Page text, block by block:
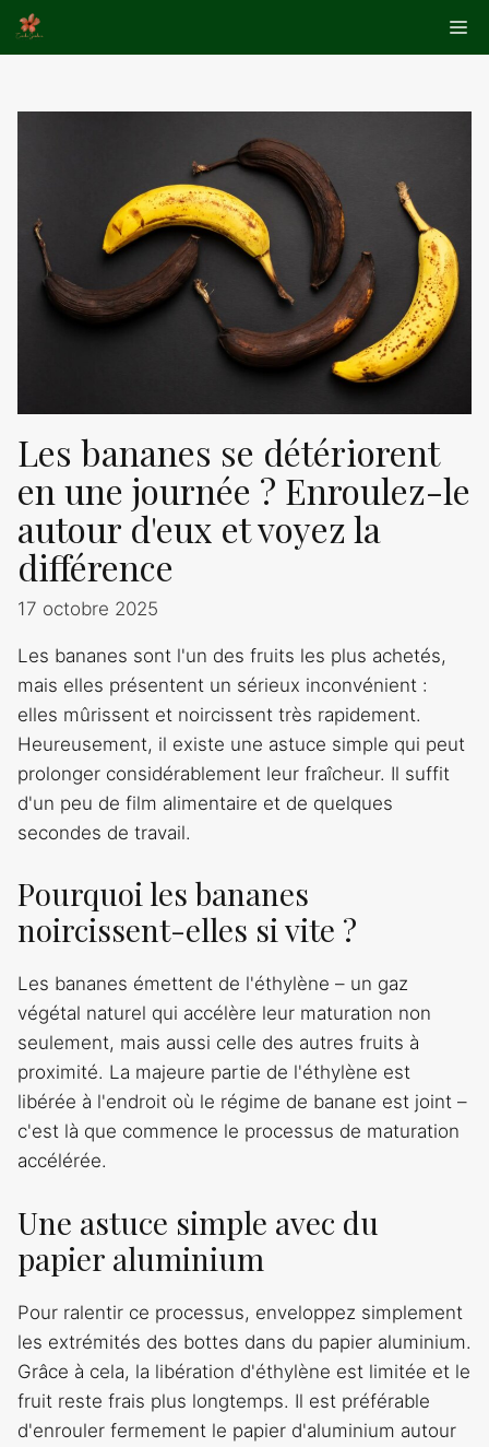
Aller
au
Les bananes se détériorent
en une journée ? Enroulez-le
autour d'eux et voyez la
différence
17 octobre 2025
Les bananes sont l'un des fruits les plus achetés,
mais elles présentent un sérieux inconvénient :
elles mûrissent et noircissent très rapidement.
Heureusement, il existe une astuce simple qui peut
prolonger considérablement leur fraîcheur. Il suffit
d'un peu de film alimentaire et de quelques
secondes de travail.
Pourquoi les bananes
noircissent-elles si vite ?
Les bananes émettent de l'éthylène – un gaz
végétal naturel qui accélère leur maturation non
seulement, mais aussi celle des autres fruits à
proximité. La majeure partie de l'éthylène est
libérée à l'endroit où le régime de banane est joint –
c'est là que commence le processus de maturation
accélérée.
Une astuce simple avec du
papier aluminium
Pour ralentir ce processus, enveloppez simplement
les extrémités des bottes dans du papier aluminium.
Grâce à cela, la libération d'éthylène est limitée et le
fruit reste frais plus longtemps. Il est préférable
d'enrouler fermement le papier d'aluminium autour